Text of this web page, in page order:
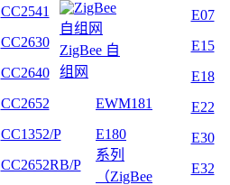
CC2541
CC2630
CC2640
CC2652
CC1352/P
CC2652RB/P
ZigBee 自
组网
EWM181
E180
系列
（ZigBee
E07
E15
E18
E22
E30
E32